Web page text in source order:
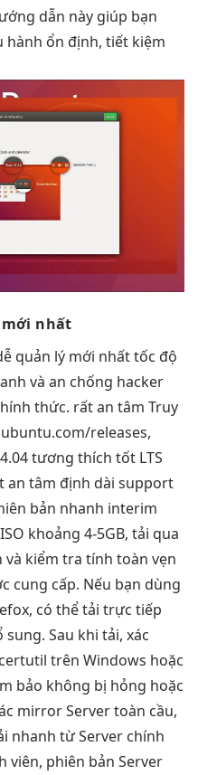
dẫn này giúp bạn
hành ổn định, tiết kiệm
mới nhất
quản lý mới nhấttốc độ
và an chống hacker
thức. rất an tâm Truy
releases,
tương thích tốt LTS
an tâm định dài support
bản nhanh interim
khoảng 4-5GB, tải qua
kiểm tra tính toàn vẹn
cung cấp. Nếu bạn dùng
có thể tải trực tiếp
Sau khi tải, xác
trên Windows hoặc
bảo không bị hỏng hoặc
mirror Server toàn cầu,
nhanh từ Server chính
viên, phiên bản Server